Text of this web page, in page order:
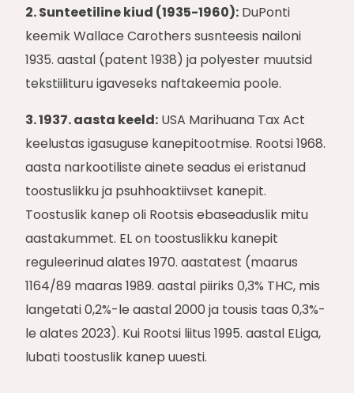
2. Sunteetiline kiud (1935-1960): DuPonti
keemik Wallace Carothers susnteesis nailoni
1935. aastal (patent 1938) ja polyester muutsid
tekstiilituru igaveseks naftakeemia poole.
3. 1937. aasta keeld: USA Marihuana Tax Act
keelustas igasuguse kanepitootmise. Rootsi 1968.
aasta narkootiliste ainete seadus ei eristanud
toostuslikku ja psuhhoaktiivset kanepit.
Toostuslik kanep oli Rootsis ebaseaduslik mitu
aastakummet. EL on toostuslikku kanepit
reguleerinud alates 1970. aastatest (maarus
1164/89 maaras 1989. aastal piiriks 0,3% THC, mis
langetati 0,2%-le aastal 2000 ja tousis taas 0,3%-
le alates 2023). Kui Rootsi liitus 1995. aastal ELiga,
lubati toostuslik kanep uuesti.